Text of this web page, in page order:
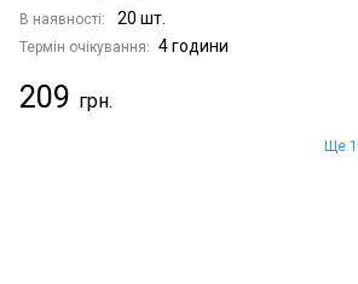
В наявності: 20 шт.
Термін очікування: 4 години
209
Ще